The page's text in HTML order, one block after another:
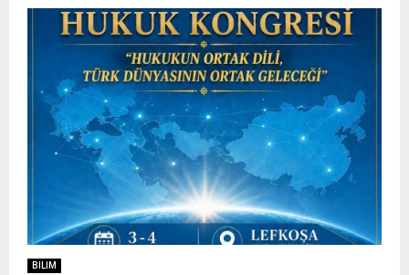
BILIM